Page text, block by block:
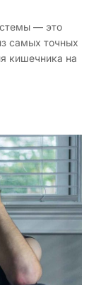
— это
самых точных
кишечника на